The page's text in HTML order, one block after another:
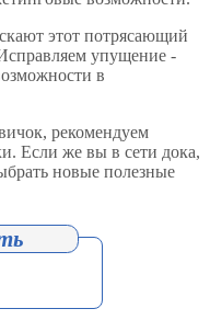
этот потрясающий
упущение -
в
рекомендуем
Если же вы в сети дока,
новые полезные